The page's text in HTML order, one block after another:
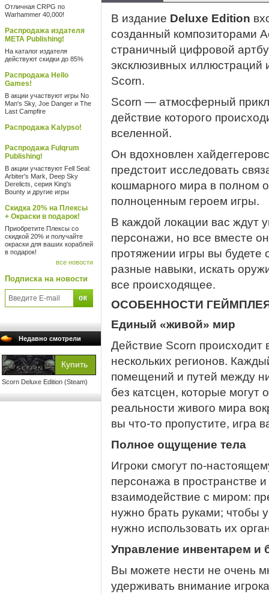
Отличная CRPG по
Warhammer 40,000!
Распродажа издателя
META Publishing!
На каталог издателя
действуют скидки до 85%
Распродажа Hello
Games!
В акции участвуют игры No
Man's Sky, Joe Danger и The
Last Campfire
Распродажа Kalypso!
Распродажа Fulqrum
Publishing!
В акции участвуют Fell Seal:
Arbiter's Mark, Deep Sky
Derelicts, серия King's
Bounty и другие игры
Скидка 20% на Плексы
+ Окраски в подарок!
Приобретите Плексы со
скидкой 20% и получайте
окраски для ваших кораблей
в подарок!
все новости
Подписка на новости
Недавно смотрели
Scorn Deluxe Edition (Steam)
В издание Deluxe Edition
созданный композиторами
страничный цифровой
эксклюзивных иллюстраций
Scorn.
Scorn — атмосферный
действие которого
вселенной.
Он вдохновлен
предстоит исследовать
кошмарного мира в полном
полноценным героем игры.
В каждой локации вас ждут
персонажи, но все вместе
протяжении игры вы будете
разные навыки, искать
все происходящее.
ОСОБЕННОСТИ
Единый «живой» мир
Действие Scorn
нескольких регионов.
помещений и путей между
без катсцен, которые могут
реальности живого мира
вы что-то пропустите, игра
Полное ощущение тела
Игроки смогут по-
персонажа в пространстве
взаимодействие с миром:
нужно брать руками; чтобы
нужно использовать их
Управление инвентарем и
Вы можете нести не очень
удерживать внимание